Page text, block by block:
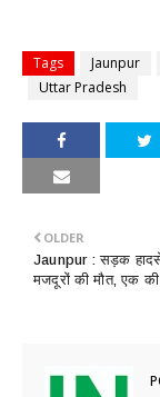
Tags Jaunpur
Uttar Pradesh
OLDER
Jaunpur : सड़क
मजदूरों की मौत, एक